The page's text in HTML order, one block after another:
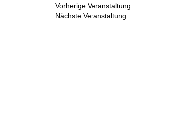
Vorherige Veranstaltung
Nächste Veranstaltung